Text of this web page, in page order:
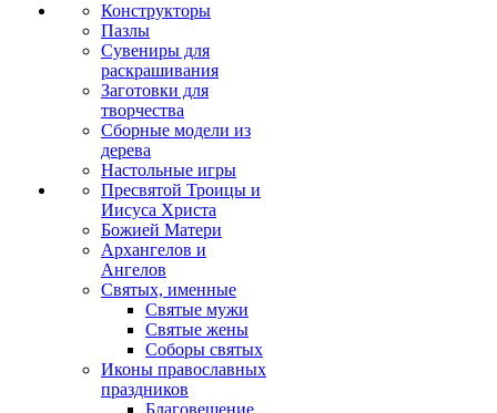
Конструкторы
Пазлы
Сувениры для
раскрашивания
Заготовки для
творчества
Сборные модели из
дерева
Настольные игры
Пресвятой Троицы и
Иисуса Христа
Божией Матери
Архангелов и
Ангелов
Святых, именные
Святые мужи
Святые жены
Соборы святых
Иконы православных
праздников
Благовещение